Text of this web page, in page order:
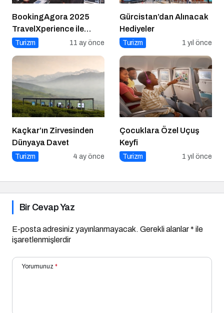
BookingAgora 2025
TravelXperience ile
seyahat sektörü Six
geldi
Turizm 11 ay önce
Gürcistan’dan Alınacak
Hediyeler
Turizm 1 yıl önce
Kaçkar’ın Zirvesinden
Dünyaya Davet
Turizm 4 ay önce
Çocuklara Özel Uçuş
Keyfi
Turizm 1 yıl önce
Bir Cevap Yaz
E-posta adresiniz yayınlanmayacak. Gerekli alanlar* ile
işaretlenmişlerdir
Yorumunuz *